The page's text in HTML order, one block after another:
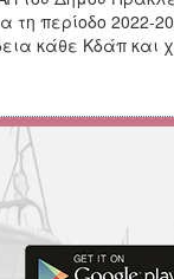
τη περίοδο 2022-
κάθε Κδάπ και